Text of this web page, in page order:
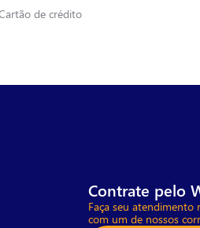
de crédito
Contrate pelo
Faça seu atendimento
com um de nossos